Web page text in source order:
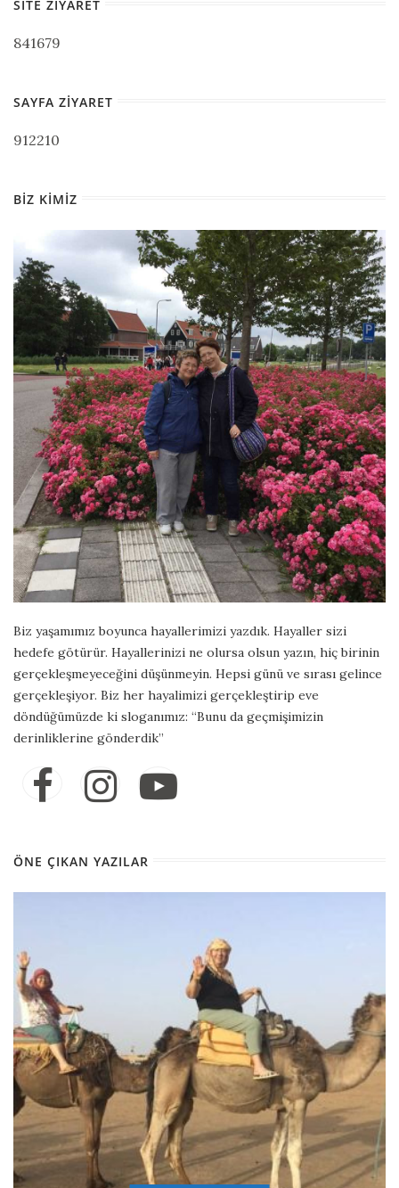
SITE ZIYARET
841679
SAYFA ZIYARET
912210
BIZ KIMIZ
Biz yaşamımız boyunca hayallerimizi yazdık. Hayaller sizi
hedefe götürür. Hayallerinizi ne olursa olsun yazın, hiç birinin
gerçekleşmeyeceğini düşünmeyin. Hepsi günü ve sırası gelince
gerçekleşiyor. Biz her hayalimizi gerçekleştirip eve
döndüğümüzde ki sloganımız: “Bunu da geçmişimizin
derinliklerine gönderdik”
ÖNE ÇIKAN YAZILAR